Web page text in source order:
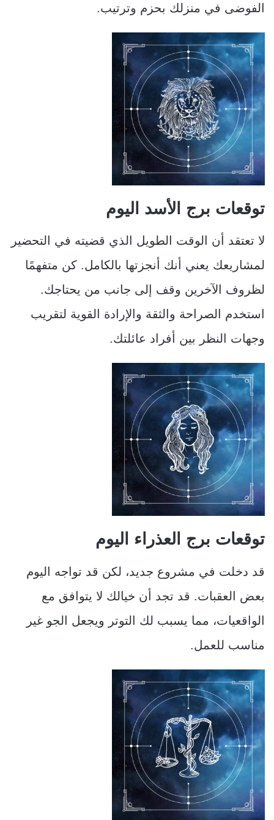
الفوضى في منزلك بحزم وترتيب.
توقعات برج الأسد اليوم
لا تعتقد أن الوقت الطويل الذي قضيته في التحضير
لمشاريعك يعني أنك أنجزتها بالكامل. كن متفهمًا
لظروف الآخرين وقف إلى جانب من يحتاجك.
استخدم الصراحة والثقة والإرادة القوية لتقريب
وجهات النظر بين أفراد عائلتك.
توقعات برج العذراء اليوم
قد دخلت في مشروع جديد، لكن قد تواجه اليوم
بعض العقبات. قد تجد أن خيالك لا يتوافق مع
الواقعيات، مما يسبب لك التوتر ويجعل الجو غير
مناسب للعمل.